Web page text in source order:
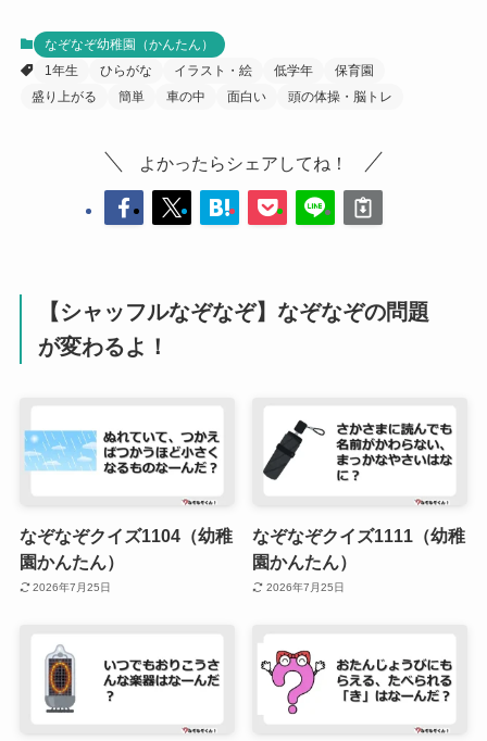
なぞなぞ幼稚園（かんたん）
1年生
ひらがな イラスト・絵 低学年
保育園
盛り上がる
簡単 車の中 面白い 頭の体操・脳トレ
よかったらシェアしてね！
【シャッフルなぞなぞ】なぞなぞの問題
が変わるよ！
なぞなぞクイズ1104（幼稚
園かんたん）
2026年7月25日
なぞなぞクイズ1111（幼稚
園かんたん）
2026年7月25日